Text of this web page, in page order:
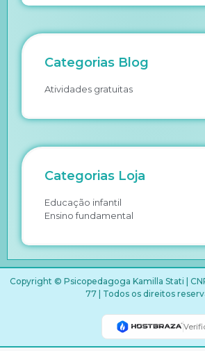
Categorias Blog
Atividades gratuitas
Categorias Loja
Educação infantil
Ensino fundamental
Copyright © Psicopedagoga Kamilla Stati |
77 | Todos os direitos